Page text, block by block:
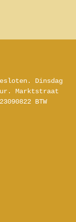
Dinsdag
Marktstraat
BTW